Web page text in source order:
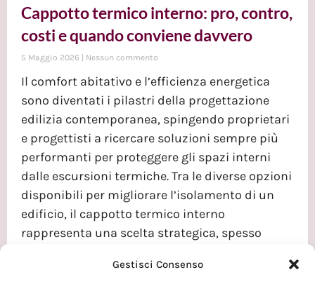
Gestisci Consenso
Cappotto termico interno: pro, contro,
costi e quando conviene davvero
5 Maggio 2026 Nessun commento
Il comfort abitativo e l’efficienza energetica
sono diventati i pilastri della progettazione
edilizia contemporanea, spingendo proprietari
e progettisti a ricercare soluzioni sempre più
performanti per proteggere gli spazi interni
dalle escursioni termiche. Tra le diverse opzioni
disponibili per migliorare l’isolamento di un
edificio, il cappotto termico interno
rappresenta una scelta strategica, spesso